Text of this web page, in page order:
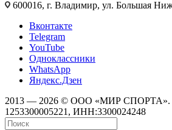
600016, г. Владимир, ул. Большая
Вконтакте
Telegram
YouTube
Одноклассники
WhatsApp
Яндекс.Дзен
2013 — 2026 © ООО «МИР
1253300005221, ИНН:3300024248